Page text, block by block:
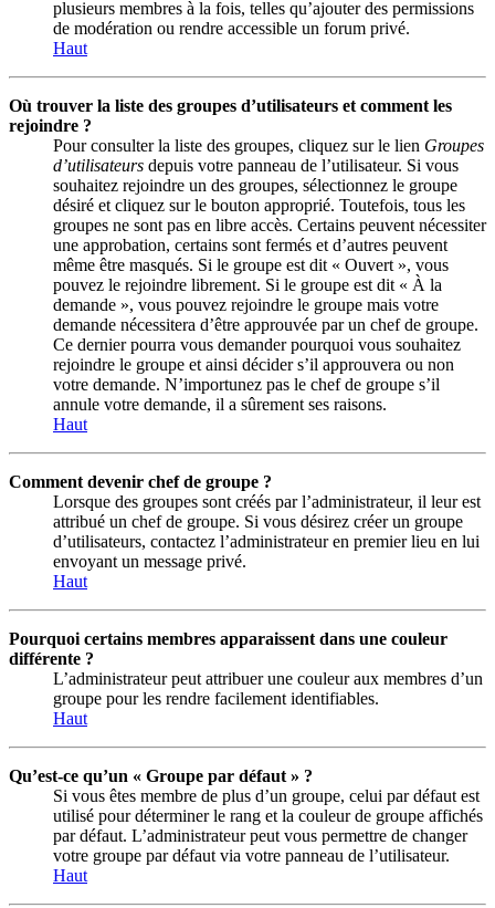
plusieurs membres à la fois, telles qu’ajouter des permissions
de modération ou rendre accessible un forum privé.
Haut
Où trouver la liste des groupes d’utilisateurs et comment les
rejoindre ?
Pour consulter la liste des groupes, cliquez sur le lien Groupes
d’utilisateurs depuis votre panneau de l’utilisateur. Si vous
souhaitez rejoindre un des groupes, sélectionnez le groupe
désiré et cliquez sur le bouton approprié. Toutefois, tous les
groupes ne sont pas en libre accès. Certains peuvent nécessiter
une approbation, certains sont fermés et d’autres peuvent
même être masqués. Si le groupe est dit « Ouvert », vous
pouvez le rejoindre librement. Si le groupe est dit « À la
demande », vous pouvez rejoindre le groupe mais votre
demande nécessitera d’être approuvée par un chef de groupe.
Ce dernier pourra vous demander pourquoi vous souhaitez
rejoindre le groupe et ainsi décider s’il approuvera ou non
votre demande. N’importunez pas le chef de groupe s’il
annule votre demande, il a sûrement ses raisons.
Haut
Comment devenir chef de groupe ?
Lorsque des groupes sont créés par l’administrateur, il leur est
attribué un chef de groupe. Si vous désirez créer un groupe
d’utilisateurs, contactez l’administrateur en premier lieu en lui
envoyant un message privé.
Haut
Pourquoi certains membres apparaissent dans une couleur
différente ?
L’administrateur peut attribuer une couleur aux membres d’un
groupe pour les rendre facilement identifiables.
Haut
Qu’est-ce qu’un « Groupe par défaut » ?
Si vous êtes membre de plus d’un groupe, celui par défaut est
utilisé pour déterminer le rang et la couleur de groupe affichés
par défaut. L’administrateur peut vous permettre de changer
votre groupe par défaut via votre panneau de l’utilisateur.
Haut